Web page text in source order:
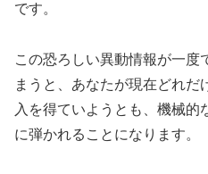
です。
この恐ろしい異動情報が一度
まうと、あなたが現在どれだ
入を得ていようとも、機械的
に弾かれることになります。